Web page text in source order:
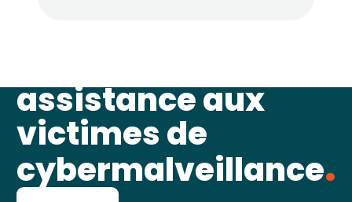
assistance aux
victimes de
cybermalveillance